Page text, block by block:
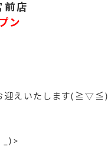
前店
ン
お迎えいたします(≧▽≦)
_)>